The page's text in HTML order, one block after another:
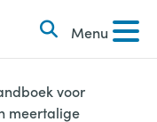
Menu
voor
meertalige